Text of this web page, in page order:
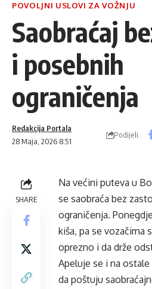
POVOLJNI USLOVI ZA VOŽNJU
Saobraćaj
i posebnih
ograničenja
28 Maja, 2026 8:51
Redakcija Portala
Podijeli
SHARE
Na većini puteva u
se saobraća bez
ograničenja.
kiša, pa se vozačima
oprezno i da drže
Apeluje se i na
da poštuju